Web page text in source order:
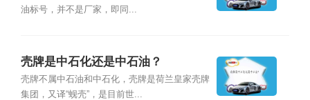
油标号，并不是厂家，即同...
壳牌是中石化还是中石油？
壳牌不属中石油和中石化，壳牌是荷兰皇家壳牌
集团，又译“蚬壳”，是目前世...